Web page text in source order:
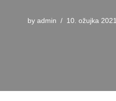
by admin 10. ožujka 2021.